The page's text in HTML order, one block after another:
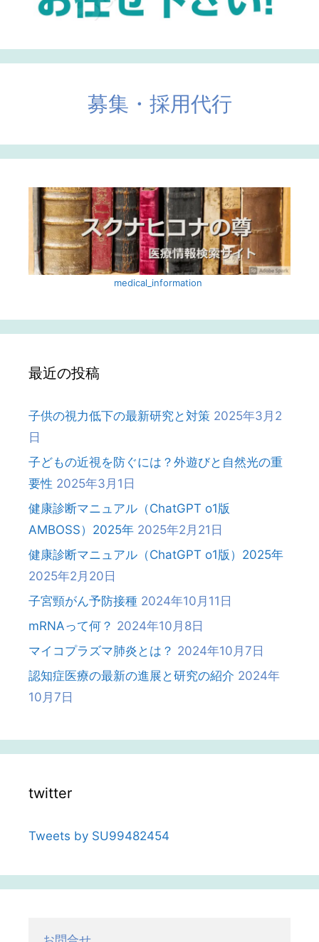
募集・採用代行
medical_information ‎
最近の投稿
子供の視力低下の最新研究と対策 2025年3月2
日
子どもの近視を防ぐには？外遊びと自然光の重
要性 2025年3月1日
健康診断マニュアル（ChatGPT o1版
AMBOSS）2025年 2025年2月21日
健康診断マニュアル（ChatGPT o1版）2025年
2025年2月20日
子宮頸がん予防接種 2024年10月11日
mRNAって何？ 2024年10月8日
マイコプラズマ肺炎とは？ 2024年10月7日
認知症医療の最新の進展と研究の紹介 2024年
10月7日
twitter
Tweets by SU99482454